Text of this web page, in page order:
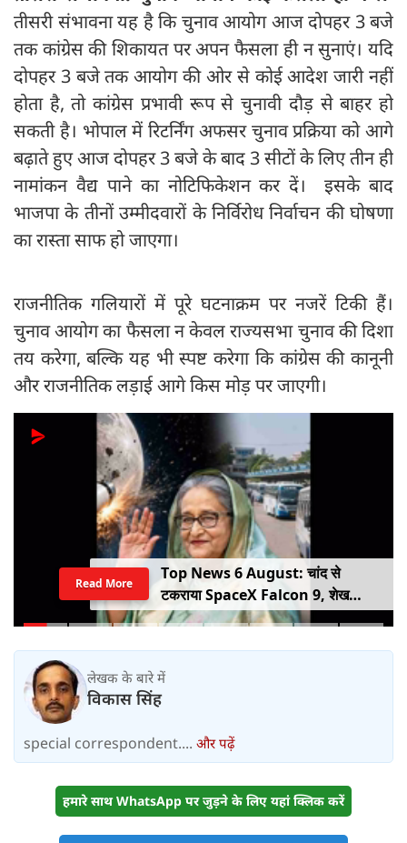
तीसरी संभावना यह है कि चुनाव आयोग आज दोपहर 3 बजे
तक कांग्रेस की शिकायत पर अपन फैसला ही न सुनाएं। यदि
दोपहर 3 बजे तक आयोग की ओर से कोई आदेश जारी नहीं
होता है, तो कांग्रेस प्रभावी रूप से चुनावी दौड़ से बाहर हो
सकती है। भोपाल में रिटर्निंग अफसर चुनाव प्रक्रिया को आगे
बढ़ाते हुए आज दोपहर 3 बजे के बाद 3 सीटों के लिए तीन ही
नामांकन वैद्य पाने का नोटिफिकेशन कर दें। इसके बाद
भाजपा के तीनों उम्मीदवारों के निर्विरोध निर्वाचन की घोषणा
का रास्ता साफ हो जाएगा।
राजनीतिक गलियारों में पूरे घटनाक्रम पर नजरें टिकी हैं।
चुनाव आयोग का फैसला न केवल राज्यसभा चुनाव की दिशा
तय करेगा, बल्कि यह भी स्पष्ट करेगा कि कांग्रेस की कानूनी
और राजनीतिक लड़ाई आगे किस मोड़ पर जाएगी।
Top News 6 August: चांद से
टकराया SpaceX Falcon 9, शेख
हसीना की घर वापसी का ऐलान, MP में बस
Read More
लेखक के बारे में
विकास सिंह
special correspondent.... और पढ़ें
हमारे साथ WhatsApp पर जुड़ने के लिए यहां क्लिक करें